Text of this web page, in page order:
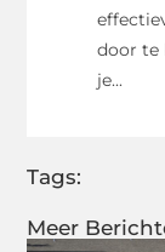
Meer
door te
je...
Tags: